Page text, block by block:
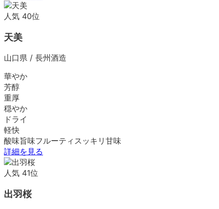
人気 40位
天美
山口県 / 長州酒造
華やか
芳醇
重厚
穏やか
ドライ
軽快
酸味旨味フルーティ スッキリ 甘味
詳細を見る
人気 41位
出羽桜